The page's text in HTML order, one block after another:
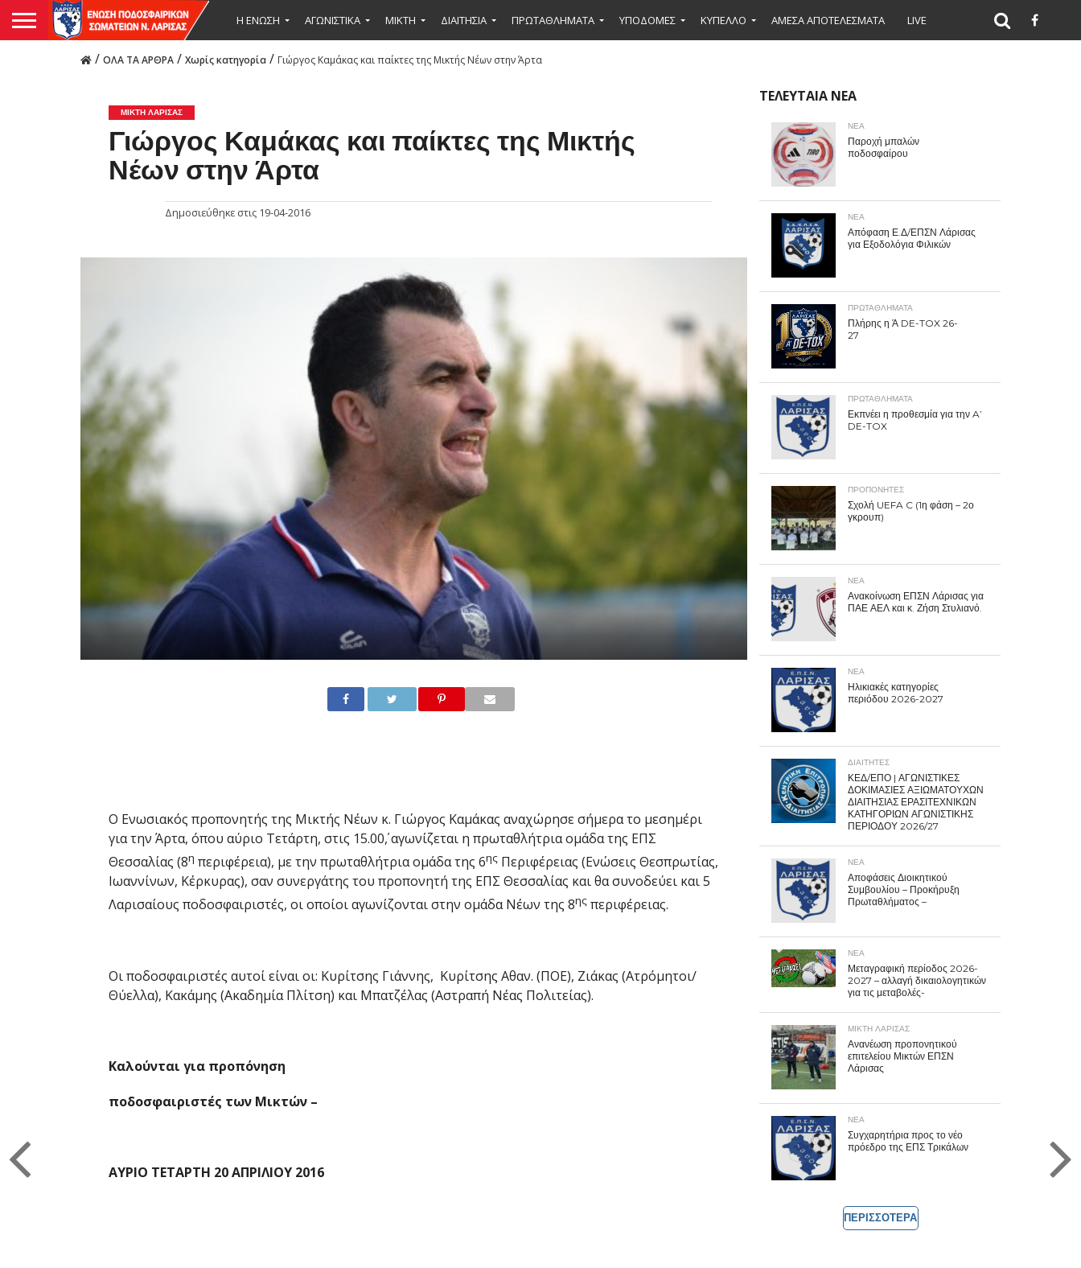
Η ΕΝΩΣΗ ΑΓΩΝΙΣΤΙΚΑ ΜΙΚΤΉ ΔΙΑΙΤΗΣΙΑ ΠΡΩΤΑΘΛΗΜΑΤΑ ΥΠΟΔΟΜΕΣ ΚΥΠΕΛΛΟ ΑΜΕΣΑ ΑΠΟΤΕΛΕΣΜΑΤΑ LIVE
/ ΟΛΑ ΤΑ ΑΡΘΡΑ / Χωρίς κατηγορία / Γιώργος Καμάκας και παίκτες της Μικτής Νέων στην Άρτα
ΜΙΚΤΗ ΛΑΡΙΣΑΣ
Γιώργος Καμάκας και παίκτες της Μικτής
Νέων στην Άρτα
Δημοσιεύθηκε στις 19-04-2016
Ο Ενωσιακός προπονητής της Μικτής Νέων κ. Γιώργος Καμάκας αναχώρησε σήμερα το μεσημέρι
για την Άρτα, όπου αύριο Τετάρτη, στις 15.00΄, αγωνίζεται η πρωταθλήτρια ομάδα της ΕΠΣ
Θεσσαλίας (8η περιφέρεια), με την πρωταθλήτρια ομάδα της 6ηςΠεριφέρειας (Ενώσεις Θεσπρωτίας,
Ιωαννίνων, Κέρκυρας), σαν συνεργάτης του προπονητή της ΕΠΣ Θεσσαλίας και θα συνοδεύει και 5
Λαρισαίους ποδοσφαιριστές, οι οποίοι αγωνίζονται στην ομάδα Νέων της 8ηςπεριφέρειας.
Οι ποδοσφαιριστές αυτοί είναι οι: Κυρίτσης Γιάννης, Κυρίτσης Αθαν. (ΠΟΕ), Ζιάκας (Ατρόμητοι/
Θύελλα), Κακάμης (Ακαδημία Πλίτση) και Μπατζέλας (Αστραπή Νέας Πολιτείας).
Καλούνται για προπόνηση
ποδοσφαιριστές των Μικτών –
ΑΥΡΙΟ ΤΕΤΑΡΤΗ 20 ΑΠΡΙΛΙΟΥ 2016
ΤΕΛΕΥΤΑΙΑ ΝΕΑ
ΝΕΑ
Παροχή μπαλών
ποδοσφαίρου
ΝΕΑ
Απόφαση Ε.Δ/ΕΠΣΝ Λάρισας
για Εξοδολόγια Φιλικών
ΠΡΩΤΑΘΛΉΜΑΤΑ
Πλήρης η Ά DE-TOX 26-
27
ΠΡΩΤΑΘΛΉΜΑΤΑ
Εκπνέει η προθεσμία για την A’
DE-TOX
ΠΡΟΠΟΝΗΤΈΣ
Σχολή UEFA C (1η φάση – 2ο
γκρουπ)
ΝΕΑ
Ανακοίνωση ΕΠΣΝ Λάρισας για
ΠΑΕ ΑΕΛ και κ. Ζήση Στυλιανό.
ΝΕΑ
Ηλικιακές κατηγορίες
περιόδου 2026-2027
ΔΙΑΙΤΗΤΕΣ
ΚΕΔ/ΕΠΟ | ΑΓΩΝΙΣΤΙΚΕΣ
ΔΟΚΙΜΑΣΙΕΣ ΑΞΙΩΜΑΤΟΥΧΩΝ
ΔΙΑΙΤΗΣΙΑΣ ΕΡΑΣΙΤΕΧΝΙΚΩΝ
ΚΑΤΗΓΟΡΙΩΝ ΑΓΩΝΙΣΤΙΚΗΣ
ΠΕΡΙΟΔΟΥ 2026/27
ΝΕΑ
Αποφάσεις Διοικητικού
Συμβουλίου – Προκήρυξη
Πρωταθλήματος –
ΝΕΑ
Μεταγραφική περίοδος 2026-
2027 – αλλαγή δικαιολογητικών
για τις μεταβολές-
ΜΙΚΤΗ ΛΑΡΙΣΑΣ
Ανανέωση προπονητικού
επιτελείου Μικτών ΕΠΣΝ
Λάρισας
ΝΕΑ
Συγχαρητήρια προς το νέο
πρόεδρο της ΕΠΣ Τρικάλων
ΠΕΡΙΣΣΟΤΕΡΑ